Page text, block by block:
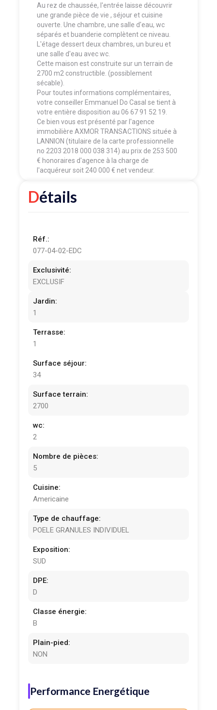
Au rez de chaussée, l'entrée laisse découvrir
une grande pièce de vie , séjour et cuisine
ouverte. Une chambre, une salle d'eau, wc
séparés et buanderie complètent ce niveau.
L'étage dessert deux chambres, un bureu et
une salle d'eau avec wc.
Cette maison est construite sur un terrain de
2700 m2 constructible. (possiblement
sécable).
Pour toutes informations complémentaires,
votre conseiller Emmanuel Do Casal se tient à
votre entière disposition au 06 67 91 52 19.
Ce bien vous est présenté par l'agence
immobilière AXMOR TRANSACTIONS située à
LANNION (titulaire de la carte professionnelle
no 2203 2018 000 038 314) au prix de 253 500
€ honoraires d'agence à la charge de
l'acquéreur soit 240 000 € net vendeur.
Détails
Réf.:
077-04-02-EDC
Exclusivité:
EXCLUSIF
Jardin:
1
Terrasse:
1
Surface séjour:
34
Surface terrain:
2700
wc:
2
Nombre de pièces:
5
Cuisine:
Americaine
Type de chauffage:
POELE GRANULES INDIVIDUEL
Exposition:
SUD
DPE:
D
Classe énergie:
B
Plain-pied:
NON
Performance Energétique